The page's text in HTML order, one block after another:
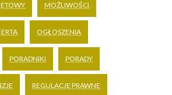
MOŻLIWOŚCI
OGŁOSZENIA
PORADNIKI PORADY
REGULACJE PRAWNE